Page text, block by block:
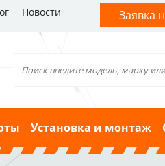
Новости Заявка
Установка и монтаж